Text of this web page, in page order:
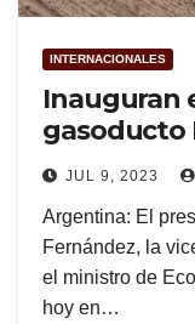
INTERNACIONALES
Inauguran
gasoducto
JUL 9, 2023
Argentina: El
Fernández, la
el ministro de
hoy en…